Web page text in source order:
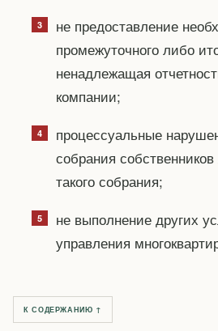
не предоставление
промежуточного либо
ненадлежащая
компании;
процессуальные
собрания
такого собрания;
не выполнение других
управления
К СОДЕРЖАНИЮ ↑